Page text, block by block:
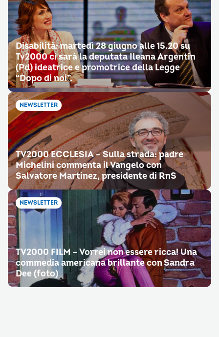
Disabilità: martedì 28 giugno alle 15.20 su
Tv2000 ci sarà la deputata Ileana Argentin
(Pd) ideatrice e promotrice della Legge
“Dopo di noi”.
NEWSLETTER
TV2000 ECCLESIA – Sulla strada: padre
Michelini commenta il Vangelo con
Salvatore Martinez, presidente di RnS
NEWSLETTER
TV2000 FILM – Vorrei non essere ricca! Una
commedia americana brillante con Sandra
Dee (foto)